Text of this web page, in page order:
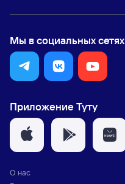
Мы в социальных сетях
Приложение Туту
О нас